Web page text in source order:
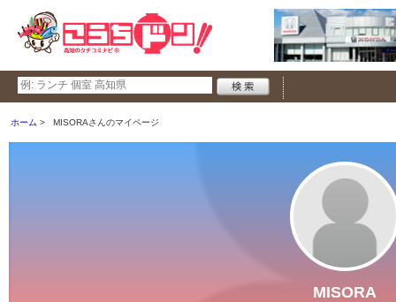
ホーム MISORAさんのマイページ
MISORA